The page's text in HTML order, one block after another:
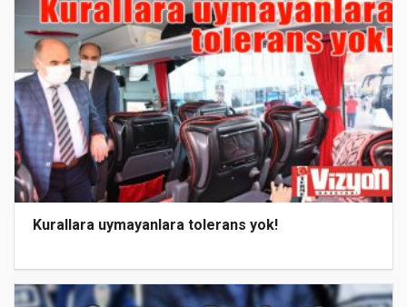
Kurallara uymayanlara tolerans yok!